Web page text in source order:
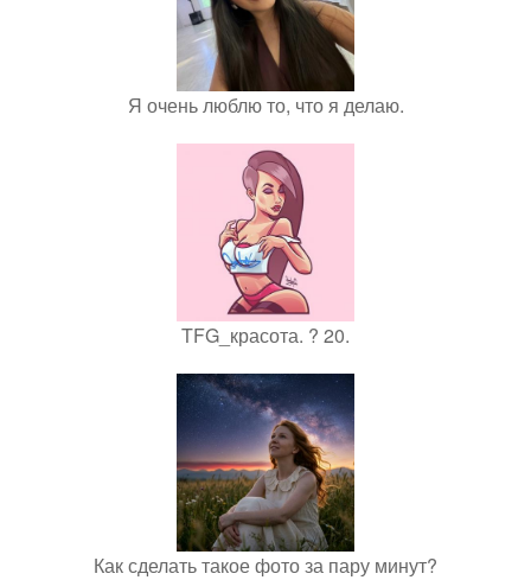
Я очень люблю то, что я делаю.
TFG_красота. ? 20.
Как сделать такое фото за пару минут?